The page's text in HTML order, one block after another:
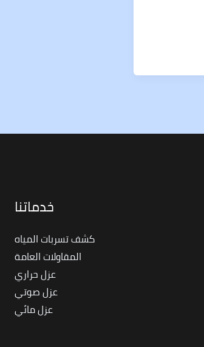
خدماتنا
كشف تسربات المياه
المقاولات العامة
عزل حراري
عزل صوتي
عزل مائي